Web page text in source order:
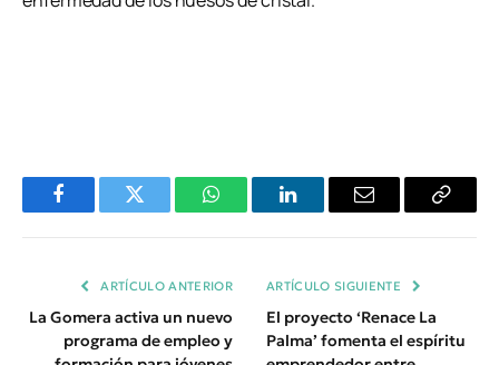
FacebookTwitter WhatsAppLinkedInEmail
Copiar
ARTÍCULO ANTERIOR
La Gomera activa un nuevo
programa de empleo y
ARTÍCULO SIGUIENTE
El proyecto ‘Renace La
Palma’ fomenta el espíritu